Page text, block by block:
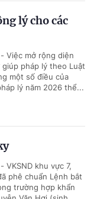
lý cho các
Việc mở rộng diện
pháp lý theo Luật
một số điều của
lý năm 2026 thể...
VKSND khu vực 7,
phê chuẩn Lệnh bắt
trường hợp khẩn